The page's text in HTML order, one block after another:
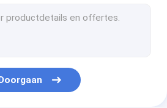
Vaatwerkeco